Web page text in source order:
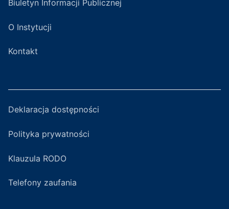
Biuletyn Informacji Publicznej
O Instytucji
Kontakt
Deklaracja dostępności
Polityka prywatności
Klauzula RODO
Telefony zaufania